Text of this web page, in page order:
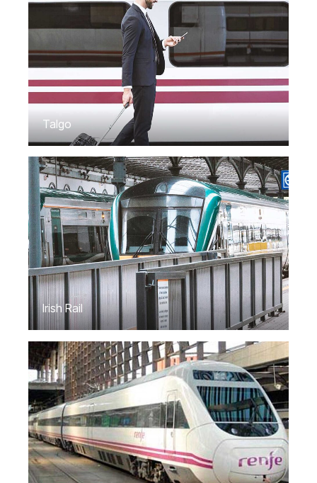
Talgo
Irish Rail